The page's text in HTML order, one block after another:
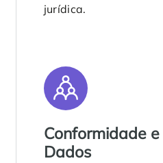
jurídica.
Conformidade
Dados